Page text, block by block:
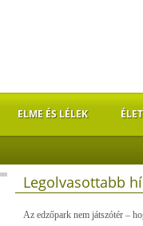
ELME ÉS LÉLEK
Legolvasottabb
Az edzőpark nem játszótér –